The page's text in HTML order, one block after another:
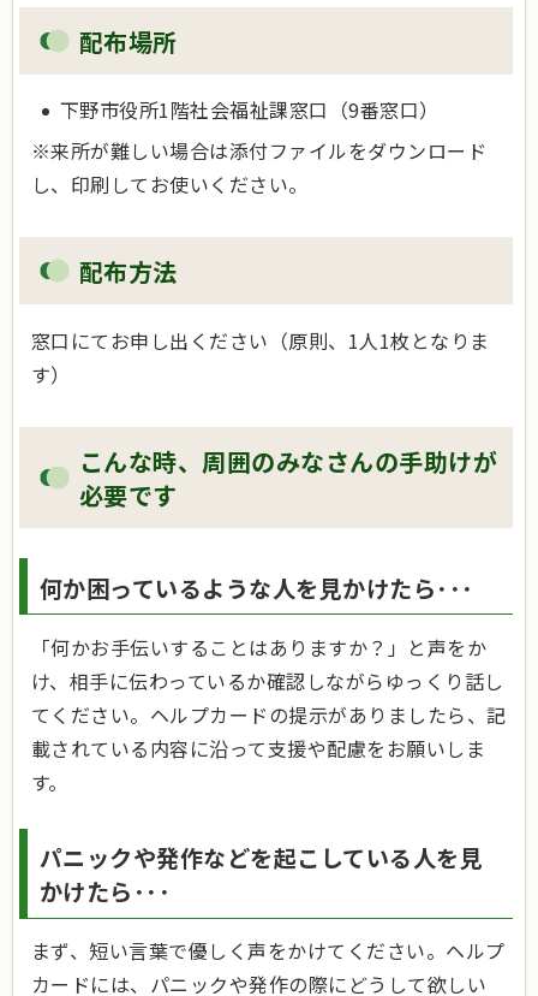
配布場所
下野市役所1階社会福祉課窓口（9番窓口）
※来所が難しい場合は添付ファイルをダウンロード
し、印刷してお使いください。
配布方法
窓口にてお申し出ください（原則、1人1枚となりま
す）
こんな時、周囲のみなさんの手助けが
必要です
何か困っているような人を見かけたら･･･
「何かお手伝いすることはありますか？」と声をか
け、相手に伝わっているか確認しながらゆっくり話し
てください。ヘルプカードの提示がありましたら、記
載されている内容に沿って支援や配慮をお願いしま
す。
パニックや発作などを起こしている人を見
かけたら･･･
まず、短い言葉で優しく声をかけてください。ヘルプ
カードには、パニックや発作の際にどうして欲しい